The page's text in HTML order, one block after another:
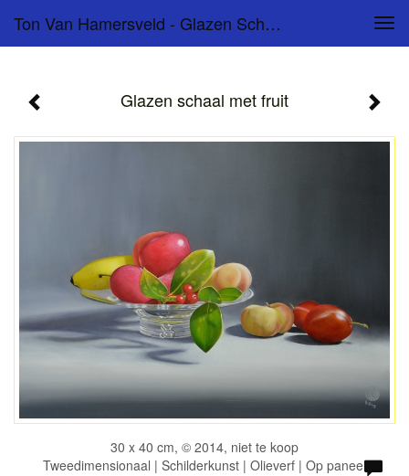
Ton Van Hamersveld - Glazen Schaal Met Fruit
Glazen schaal met fruit
30 x 40 cm, © 2014, niet te koop
Tweedimensionaal | Schilderkunst | Olieverf | Op paneel